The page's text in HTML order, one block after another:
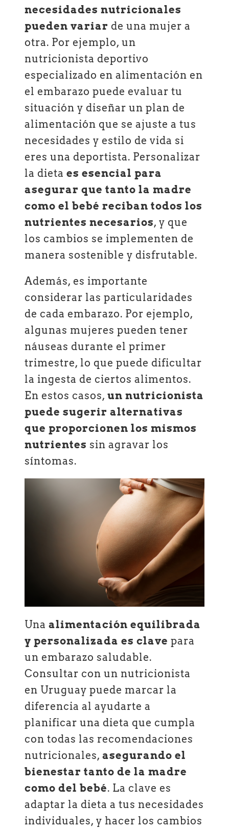
necesidades nutricionales
pueden variar de una mujer a
otra. Por ejemplo, un
nutricionista deportivo
especializado en alimentación en
el embarazo puede evaluar tu
situación y diseñar un plan de
alimentación que se ajuste a tus
necesidades y estilo de vida si
eres una deportista. Personalizar
la dietaes esencial para
asegurar que tanto la madre
como el bebé reciban todos los
nutrientes necesarios, y que
los cambios se implementen de
manera sostenible y disfrutable.
Además, es importante
considerar las particularidades
de cada embarazo. Por ejemplo,
algunas mujeres pueden tener
náuseas durante el primer
trimestre, lo que puede dificultar
la ingesta de ciertos alimentos.
En estos casos,un nutricionista
puede sugerir alternativas
que proporcionen los mismos
nutrientes sin agravar los
síntomas.
Unaalimentación equilibrada
y personalizada es clave para
un embarazo saludable.
Consultar con un nutricionista
en Uruguay puede marcar la
diferencia al ayudarte a
planificar una dieta que cumpla
con todas las recomendaciones
nutricionales,asegurando el
bienestar tanto de la madre
como del bebé. La clave es
adaptar la dieta a tus necesidades
individuales, y hacer los cambios